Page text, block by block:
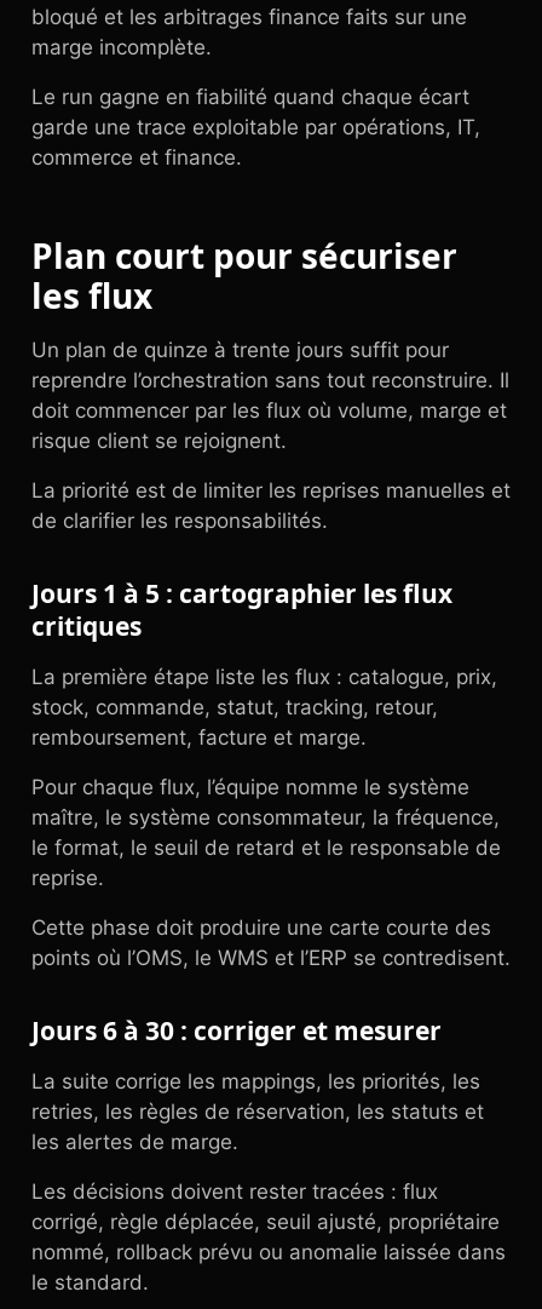
bloqué et les arbitrages finance faits sur une
marge incomplète.
Le run gagne en fiabilité quand chaque écart
garde une trace exploitable par opérations, IT,
commerce et finance.
Plan court pour sécuriser
les flux
Un plan de quinze à trente jours suffit pour
reprendre l’orchestration sans tout reconstruire. Il
doit commencer par les flux où volume, marge et
risque client se rejoignent.
La priorité est de limiter les reprises manuelles et
de clarifier les responsabilités.
Jours 1 à 5 : cartographier les flux
critiques
La première étape liste les flux : catalogue, prix,
stock, commande, statut, tracking, retour,
remboursement, facture et marge.
Pour chaque flux, l’équipe nomme le système
maître, le système consommateur, la fréquence,
le format, le seuil de retard et le responsable de
reprise.
Cette phase doit produire une carte courte des
points où l’OMS, le WMS et l’ERP se contredisent.
Jours 6 à 30 : corriger et mesurer
La suite corrige les mappings, les priorités, les
retries, les règles de réservation, les statuts et
les alertes de marge.
Les décisions doivent rester tracées : flux
corrigé, règle déplacée, seuil ajusté, propriétaire
nommé, rollback prévu ou anomalie laissée dans
le standard.